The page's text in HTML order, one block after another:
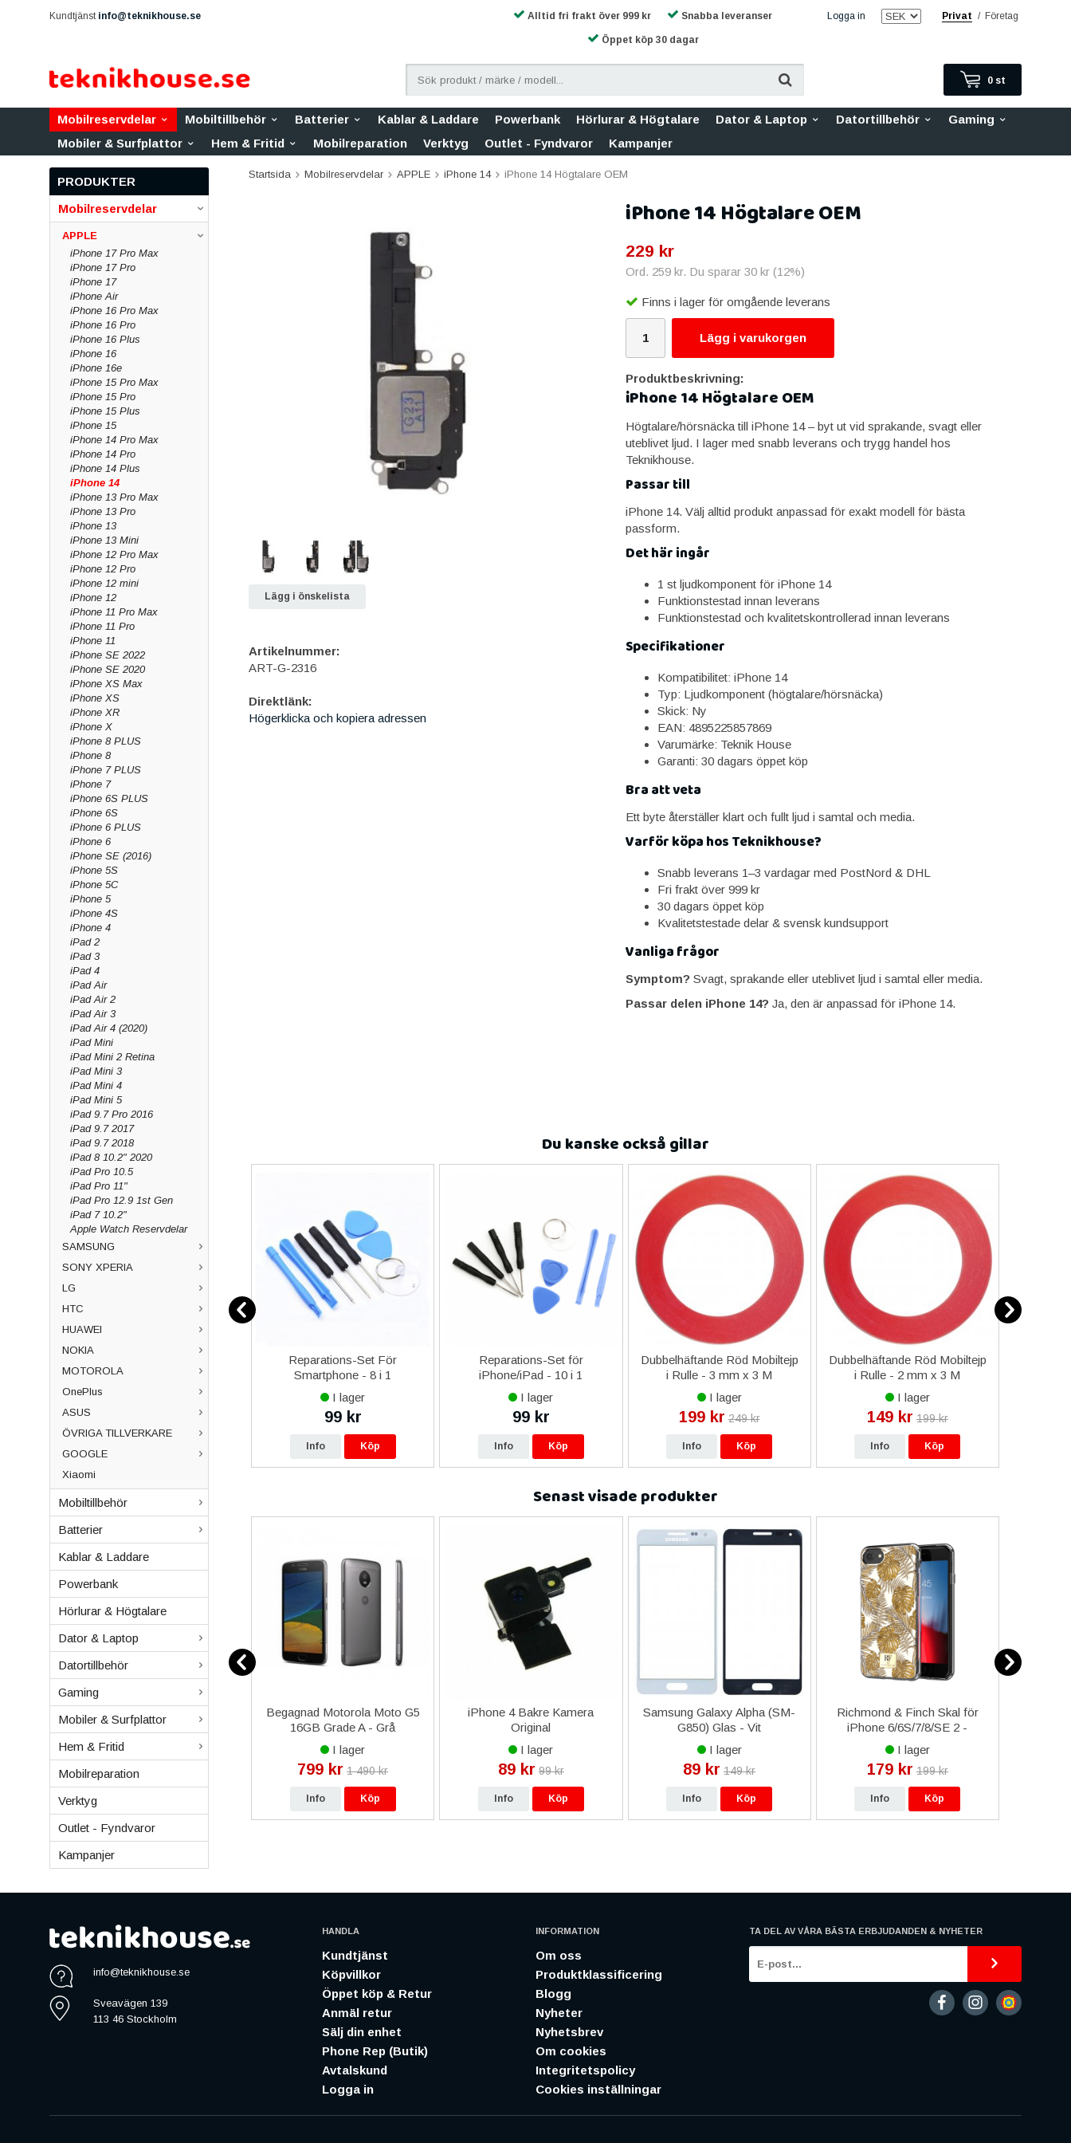
Kundtjänst info@teknikhouse.se Logga in Privat / Företag
Alltid fri frakt över 999 kr Snabba leveranser
Öppet köp 30 dagar
0 st
Mobilreservdelar Mobiltillbehör Batterier Kablar & Laddare Powerbank Hörlurar & Högtalare Dator & Laptop Datortillbehör
Gaming
Mobiler & Surfplattor
Hem & Fritid Mobilreparation Verktyg Outlet - Fyndvaror Kampanjer
PRODUKTER
Mobilreservdelar
APPLE
iPhone 17 Pro Max
iPhone 17 Pro
iPhone 17
iPhone Air
iPhone 16 Pro Max
iPhone 16 Pro
iPhone 16 Plus
iPhone 16
iPhone 16e
iPhone 15 Pro Max
iPhone 15 Pro
iPhone 15 Plus
iPhone 15
iPhone 14 Pro Max
iPhone 14 Pro
iPhone 14 Plus
iPhone 14
iPhone 13 Pro Max
iPhone 13 Pro
iPhone 13
iPhone 13 Mini
iPhone 12 Pro Max
iPhone 12 Pro
iPhone 12 mini
iPhone 12
iPhone 11 Pro Max
iPhone 11 Pro
iPhone 11
iPhone SE 2022
iPhone SE 2020
iPhone XS Max
iPhone XS
iPhone XR
iPhone X
iPhone 8 PLUS
iPhone 8
iPhone 7 PLUS
iPhone 7
iPhone 6S PLUS
iPhone 6S
iPhone 6 PLUS
iPhone 6
iPhone SE (2016)
iPhone 5S
iPhone 5C
iPhone 5
iPhone 4S
iPhone 4
iPad 2
iPad 3
iPad 4
iPad Air
iPad Air 2
iPad Air 3
iPad Air 4 (2020)
iPad Mini
iPad Mini 2 Retina
iPad Mini 3
iPad Mini 4
iPad Mini 5
iPad 9.7 Pro 2016
iPad 9.7 2017
iPad 9.7 2018
iPad 8 10.2" 2020
iPad Pro 10.5
iPad Pro 11"
iPad Pro 12.9 1st Gen
iPad 7 10.2"
Apple Watch Reservdelar
SAMSUNG
SONY XPERIA
LG
HTC
HUAWEI
NOKIA
MOTOROLA
OnePlus
ASUS
ÖVRIGA TILLVERKARE
GOOGLE
Xiaomi
Mobiltillbehör
Batterier
Kablar & Laddare
Powerbank
Hörlurar & Högtalare
Dator & Laptop
Datortillbehör
Gaming
Mobiler & Surfplattor
Hem & Fritid
Mobilreparation
Verktyg
Outlet - Fyndvaror
Kampanjer
Startsida Mobilreservdelar APPLE iPhone 14 iPhone 14 Högtalare OEM
iPhone 14 Högtalare OEM
229 kr
Ord. 259 kr. Du sparar 30 kr(12%)
Finns i lager för omgående leverans
Lägg i varukorgen
Produktbeskrivning:
iPhone 14 Högtalare OEM
Högtalare/hörsnäcka till iPhone 14 – byt ut vid sprakande, svagt eller
uteblivet ljud. I lager med snabb leverans och trygg handel hos
Teknikhouse.
Passar till
iPhone 14. Välj alltid produkt anpassad för exakt modell för bästa
passform.
Det här ingår
1 st ljudkomponent för iPhone 14
Funktionstestad innan leverans
Funktionstestad och kvalitetskontrollerad innan leverans
Specifikationer
Kompatibilitet: iPhone 14
Typ: Ljudkomponent (högtalare/hörsnäcka)
Skick: Ny
EAN: 4895225857869
Varumärke: Teknik House
Garanti: 30 dagars öppet köp
Bra att veta
Ett byte återställer klart och fullt ljud i samtal och media.
Varför köpa hos Teknikhouse?
Snabb leverans 1–3 vardagar med PostNord & DHL
Fri frakt över 999 kr
30 dagars öppet köp
Kvalitetstestade delar & svensk kundsupport
Vanliga frågor
Symptom? Svagt, sprakande eller uteblivet ljud i samtal eller media.
Passar delen iPhone 14? Ja, den är anpassad för iPhone 14.
Lägg i önskelista
Artikelnummer:
ART-G-2316
Direktlänk:
Högerklicka och kopiera adressen
Du kanske också gillar
Batteri Original
Reparations-Set För
Smartphone - 8 i 1
I lager
99 kr
Info Köp
Reparations-Set för
iPhone/iPad - 10 i 1
I lager
99 kr
Info Köp
Dubbelhäftande Röd Mobiltejp
i Rulle - 3 mm x 3 M
I lager
199 kr 249 kr
Info Köp
Dubbelhäftande Röd Mobiltejp
i Rulle - 2 mm x 3 M
I lager
149 kr 199 kr
Info Köp
Senast visade produkter
iPhone 11 Pro Max
Simkortshållare, Sidoknappar
149 kr
Begagnad Motorola Moto G5
16GB Grade A - Grå
I lager
799 kr 1 490 kr
Info Köp
iPhone 4 Bakre Kamera
Original
I lager
89 kr 99 kr
Info Köp
Samsung Galaxy Alpha (SM-
G850) Glas - Vit
I lager
89 kr 149 kr
Info Köp
Richmond & Finch Skal för
iPhone 6/6S/7/8/SE 2 -
Golden Jungle
I lager
179 kr 199 kr
Info Köp
info@teknikhouse.se
Sveavägen 139
113 46 Stockholm
HANDLA
Kundtjänst
Köpvillkor
Öppet köp & Retur
Anmäl retur
Sälj din enhet
Phone Rep (Butik)
Avtalskund
Logga in
INFORMATION
Om oss
Produktklassificering
Blogg
Nyheter
Nyhetsbrev
Om cookies
Integritetspolicy
Cookies inställningar
TA DEL AV VÅRA BÄSTA ERBJUDANDEN & NYHETER